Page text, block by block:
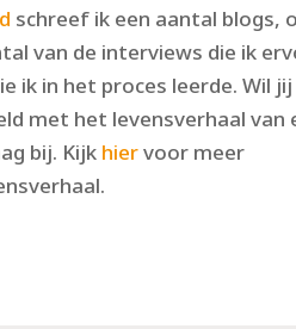
schreef ik een aantal blogs,
van de interviews die ik
ik in het proces leerde. Wil jij
met het levensverhaal van
bij. Kijk hiervoor meer